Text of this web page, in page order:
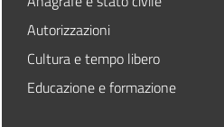
Autorizzazioni
Cultura e tempo libero
Educazione e formazione